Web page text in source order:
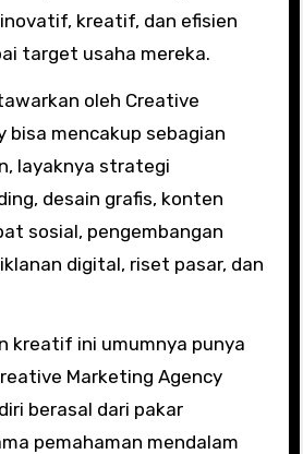
kreatif, dan efisien
target usaha mereka.
oleh Creative
bisa mencakup sebagian
layaknya strategi
desain grafis, konten
sosial, pengembangan
digital, riset pasar, dan
kreatif ini umumnya punya
Marketing Agency
berasal dari pakar
pemahaman mendalam